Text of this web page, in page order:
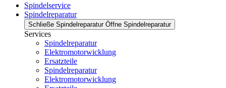
Spindelservice
Spindelreparatur
Schließe Spindelreparatur Öffne Spindelreparatur
Services
Spindelreparatur
Elektromotorwicklung
Ersatzteile
Spindelreparatur
Elektromotorwicklung